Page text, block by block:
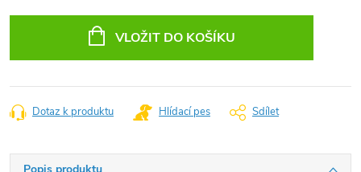
VLOŽIT DO KOŠÍKU
Dotaz k produktu Hlídací pes Sdílet